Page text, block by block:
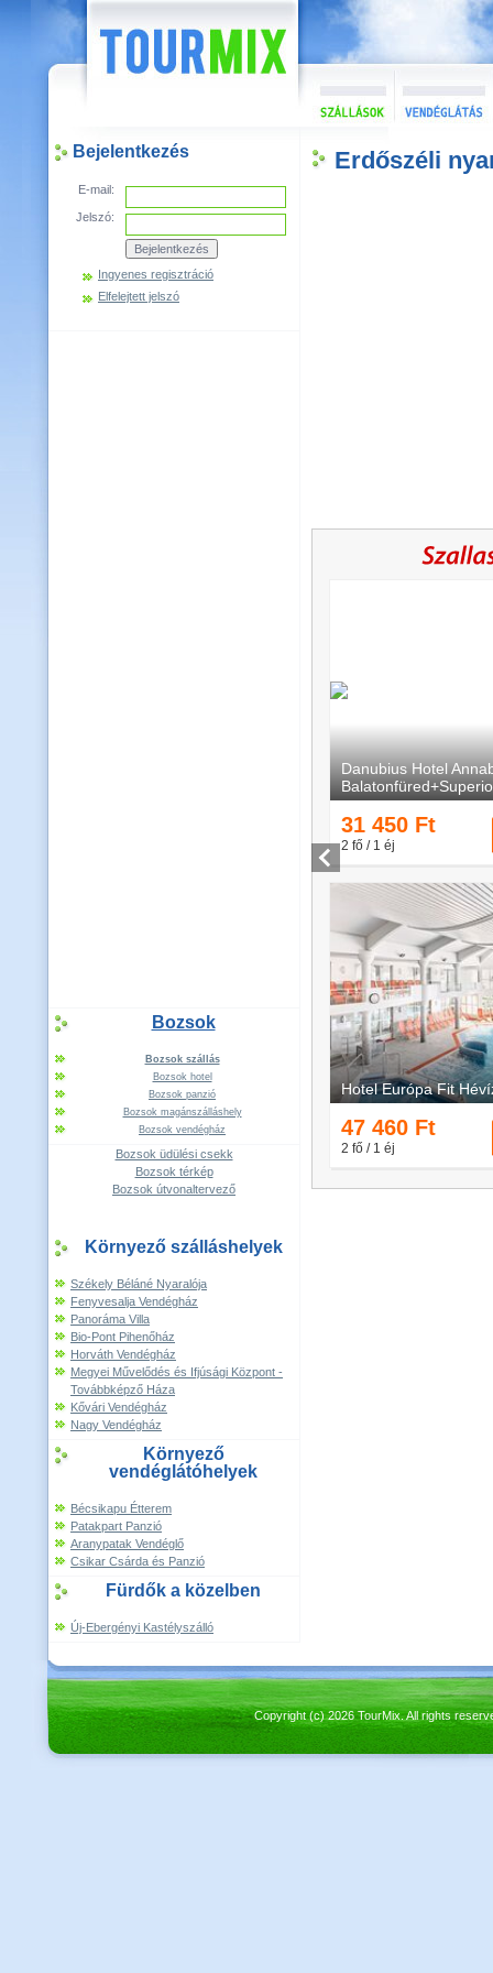
Bejelentkezés
E-mail:
Jelszó:
Ingyenes regisztráció
Elfelejtett jelszó
Bozsok
Bozsok szállás
Bozsok hotel
Bozsok panzió
Bozsok magánszálláshely
Bozsok vendégház
Bozsok üdülési csekk
Bozsok térkép
Bozsok útvonaltervező
Környező szálláshelyek
Székely Béláné Nyaralója
Fenyvesalja Vendégház
Panoráma Villa
Bio-Pont Pihenőház
Horváth Vendégház
Megyei Művelődés és Ifjúsági Központ -
Továbbképző Háza
Kővári Vendégház
Nagy Vendégház
Környező
vendéglátóhelyek
Bécsikapu Étterem
Patakpart Panzió
Aranypatak Vendéglő
Csikar Csárda és Panzió
Fürdők a közelben
Új-Ebergényi Kastélyszálló
Erdőszéli
Copyright (c) 2026 TourMix. All rights